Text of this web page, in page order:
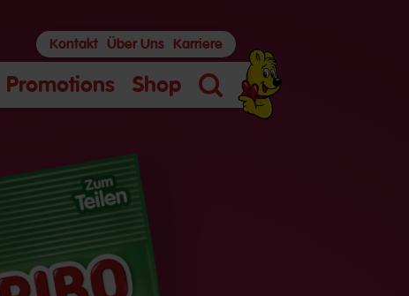
Promotions Shop
Suche
Kontakt Über Uns Karriere